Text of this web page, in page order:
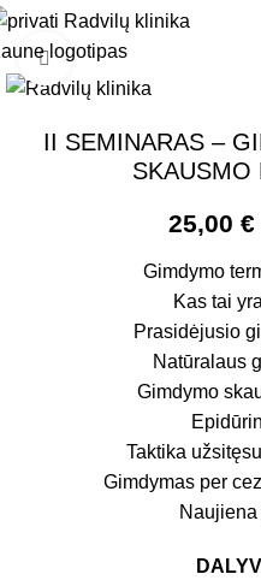
Padidinti
II SEMINARAS –
SKAUSMO
25,00 €
Gimdymo
Kas tai
Prasidėjusio
Natūralaus
Gimdymo
Taktika
Gimdymas per